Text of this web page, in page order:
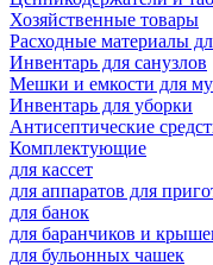
Хозяйственные товары
Расходные материалы
Инвентарь для санузлов
Мешки и емкости для
Инвентарь для уборки
Антисептические
Комплектующие
для кассет
для аппаратов для
для банок
для баранчиков и
для бульонных чашек